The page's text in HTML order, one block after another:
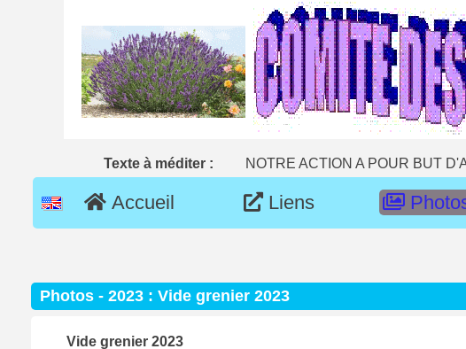
Texte à méditer : NOTRE ACTION A POUR BUT
Accueil Liens
Photos - 2023 : Vide grenier 2023
Vide grenier 2023